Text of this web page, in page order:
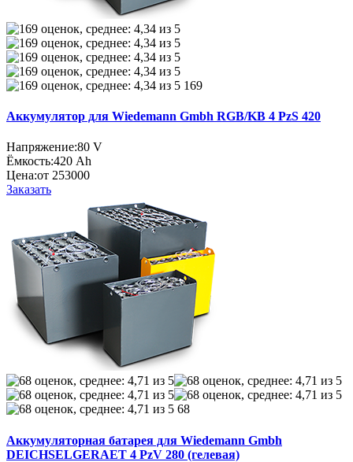
169
Аккумулятор для Wiedemann Gmbh RGB/KB 4 PzS 420
Напряжение:80 V
Ёмкость:420 Ah
Цена:от 253000
Заказать
68
Аккумуляторная батарея для Wiedemann Gmbh
DEICHSELGERAET 4 PzV 280 (гелевая)